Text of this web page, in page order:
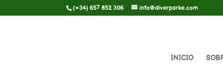
(+34) 657 852 306 info@diverparke.com
INICIO